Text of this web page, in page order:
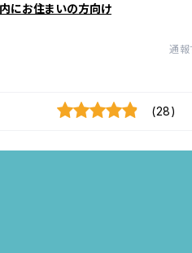
にお住まいの方向け
通報
(28)